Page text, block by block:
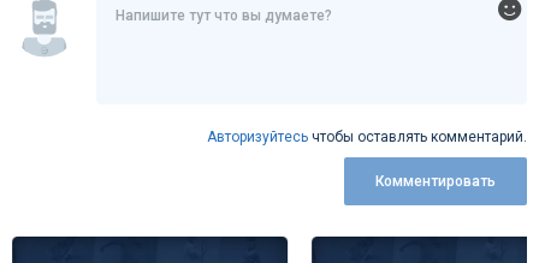
Авторизуйтесь чтобы оставлять комментарий.
Комментировать